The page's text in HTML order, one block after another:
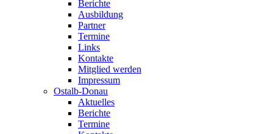
Berichte
Ausbildung
Partner
Termine
Links
Kontakte
Mitglied werden
Impressum
Ostalb-Donau
Aktuelles
Berichte
Termine